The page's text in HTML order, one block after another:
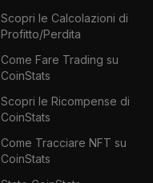
Scopri le Calcolazioni di
Profitto/Perdita
Come Fare Trading su
CoinStats
Scopri le Ricompense di
CoinStats
Come Tracciare NFT su
CoinStats